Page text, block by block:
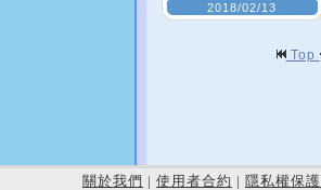
2018/02/13
Top
關於我們 | 使用者合約 | 隱私權保護